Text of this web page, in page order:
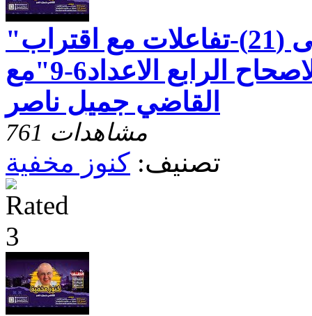
"رسالة بطرس الاولى (21)-تفاعلات مع اقتراب
نهاية الزمان-الاصحاح الرابع الاعداد6-9"مع
القاضي جميل ناصر
761 مشاهدات
تصنيف: كنوز مخفية